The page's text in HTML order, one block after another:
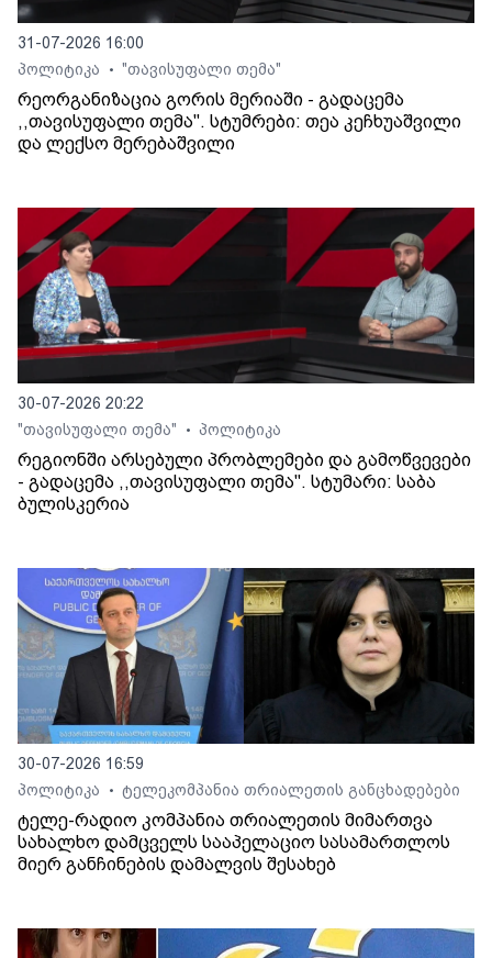
31-07-2026 16:00
პოლიტიკა
• "თავისუფალი თემა"
რეორგანიზაცია გორის მერიაში - გადაცემა
,,თავისუფალი თემა". სტუმრები: თეა კეჩხუაშვილი
და ლექსო მერებაშვილი
30-07-2026 20:22
"თავისუფალი თემა"
• პოლიტიკა
რეგიონში არსებული პრობლემები და გამოწვევები
- გადაცემა ,,თავისუფალი თემა". სტუმარი: საბა
ბულისკერია
30-07-2026 16:59
პოლიტიკა
• ტელეკომპანია თრიალეთის განცხადებები
ტელე-რადიო კომპანია თრიალეთის მიმართვა
სახალხო დამცველს სააპელაციო სასამართლოს
მიერ განჩინების დამალვის შესახებ